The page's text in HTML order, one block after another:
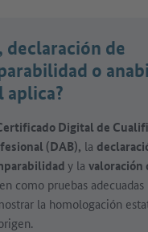
declaración de
o
aplica?
Digital de
(DAB), la
y la valoración
como pruebas adecuadas
la homologación